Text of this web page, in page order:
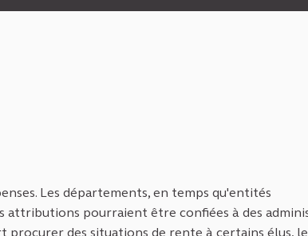
Les départements, en temps qu'entités
attributions pourraient être confiées à des
procurer des situations de rente à certains élus,